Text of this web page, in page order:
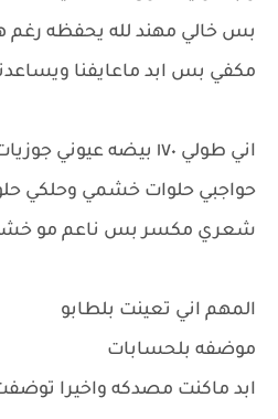
بس خالي مهند لله يحفظه رغم
مكفي بس ابد ماعايفنا
اني طولي ١٧٠ بيضه عيوني جوزيات على عسلي
حواجبي حلوات خشمي وحلكي
شعري مكسر بس ناعم مو
المهم اني تعينت بلطابو
موضفه بلحسابات
ابد ماكنت مصدكه واخيرا